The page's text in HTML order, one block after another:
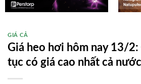
GIÁ CẢ
Giá heo hơi hôm nay 13/
tục có giá cao nhất cả nước